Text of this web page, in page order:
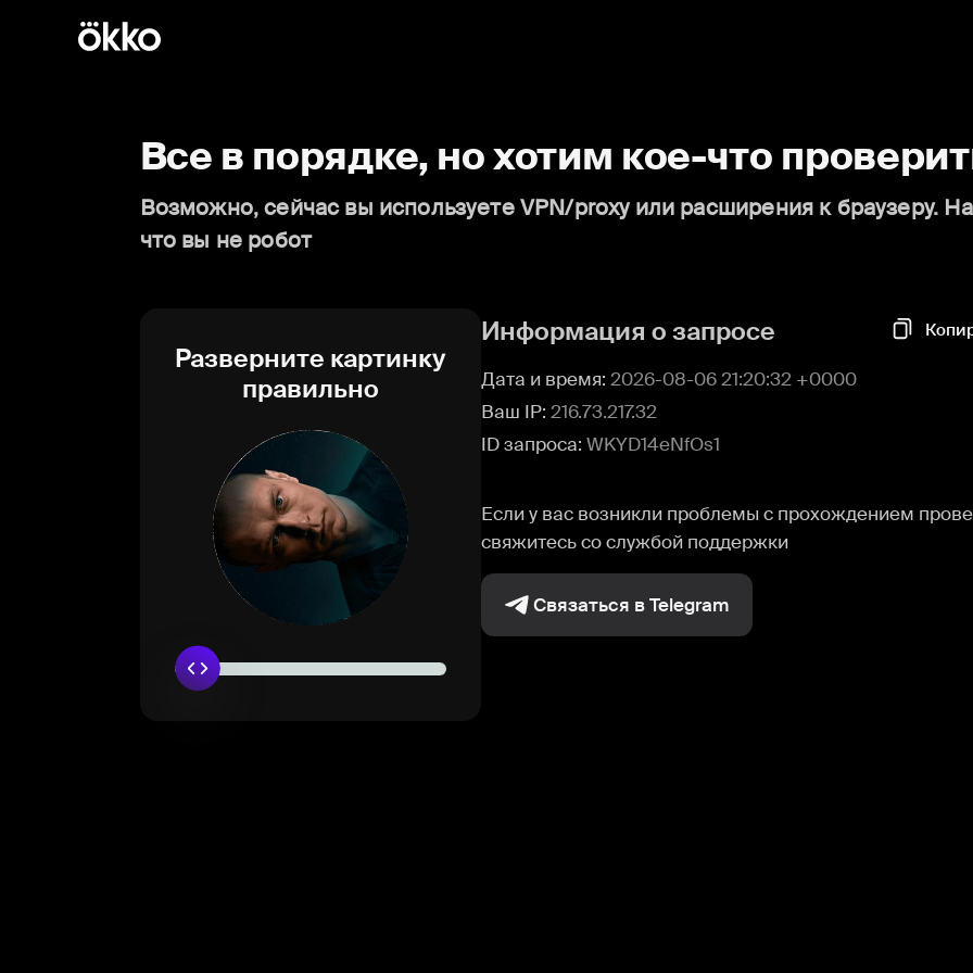
Все в порядке, но хотим кое-что
Возможно, сейчас вы используете VPN/proxy или расширения к браузеру.
что вы не робот
Разверните картинку
правильно
Информация о запросе
Дата и время: 2026-08-06 21:20:32 +0000
Ваш IP: 216.73.217.32
ID запроса: WKYD14eNfOs1
Если у вас возникли проблемы с прохождением
свяжитесь со службой поддержки
Связаться в Telegram